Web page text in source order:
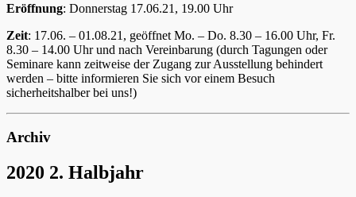
Eröffnung: Donnerstag 17.06.21, 19.00 Uhr
Zeit: 17.06. – 01.08.21, geöffnet Mo. – Do. 8.30 – 16.00 Uhr, Fr.
8.30 – 14.00 Uhr und nach Vereinbarung (durch Tagungen oder
Seminare kann zeitweise der Zugang zur Ausstellung behindert
werden – bitte informieren Sie sich vor einem Besuch
sicherheitshalber bei uns!)
Archiv
2020 2. Halbjahr